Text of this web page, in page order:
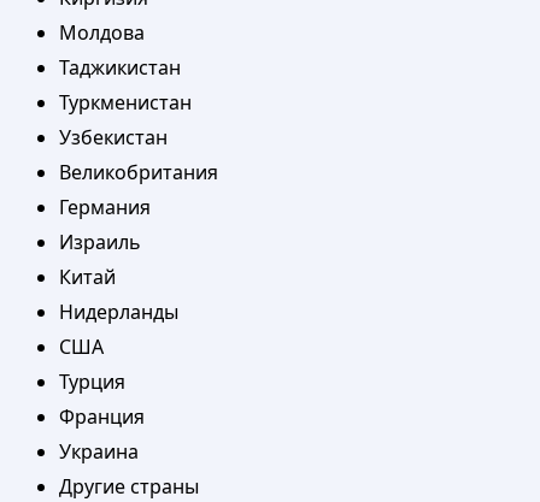
Молдова
Таджикистан
Туркменистан
Узбекистан
Великобритания
Германия
Израиль
Китай
Нидерланды
США
Турция
Франция
Украина
Другие страны